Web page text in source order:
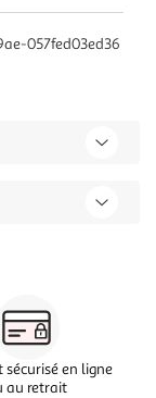
057fed03ed36
sécurisé en ligne
au retrait